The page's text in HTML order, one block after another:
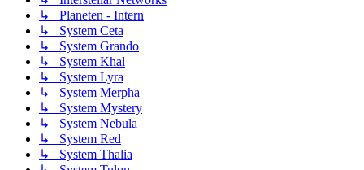
↳ Planeten - Intern
↳ System Ceta
↳ System Grando
↳ System Khal
↳ System Lyra
↳ System Merpha
↳ System Mystery
↳ System Nebula
↳ System Red
↳ System Thalia